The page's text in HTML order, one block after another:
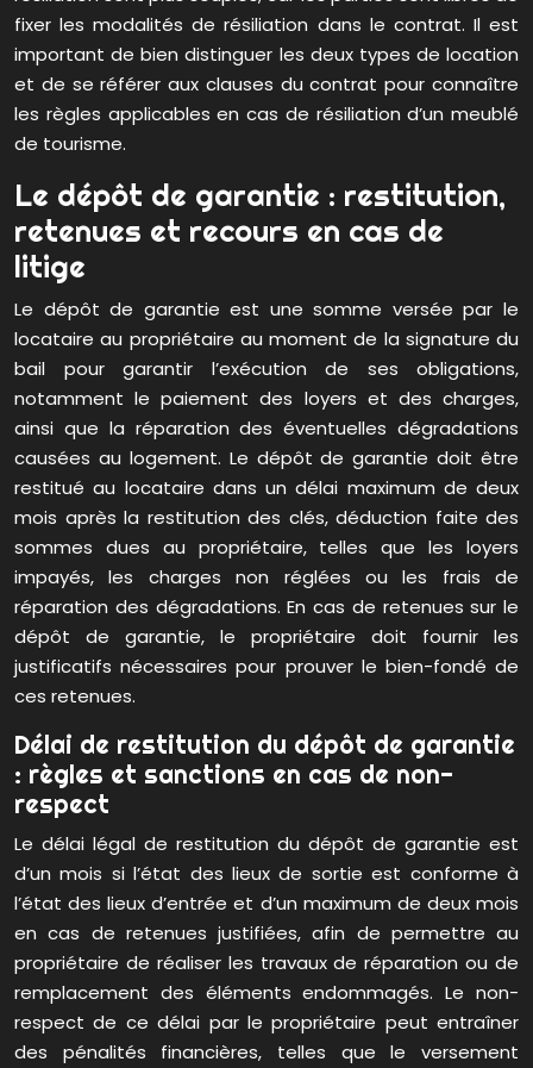
fixer les modalités de résiliation dans le contrat. Il est
important de bien distinguer les deux types de location
et de se référer aux clauses du contrat pour connaître
les règles applicables en cas de résiliation d’un meublé
de tourisme.
Le dépôt de garantie : restitution,
retenues et recours en cas de
litige
Le dépôt de garantie est une somme versée par le
locataire au propriétaire au moment de la signature du
bail pour garantir l’exécution de ses obligations,
notamment le paiement des loyers et des charges,
ainsi que la réparation des éventuelles dégradations
causées au logement. Le dépôt de garantie doit être
restitué au locataire dans un délai maximum de deux
mois après la restitution des clés, déduction faite des
sommes dues au propriétaire, telles que les loyers
impayés, les charges non réglées ou les frais de
réparation des dégradations. En cas de retenues sur le
dépôt de garantie, le propriétaire doit fournir les
justificatifs nécessaires pour prouver le bien-fondé de
ces retenues.
Délai de restitution du dépôt de garantie
: règles et sanctions en cas de non-
respect
Le délai légal de restitution du dépôt de garantie est
d’un mois si l’état des lieux de sortie est conforme à
l’état des lieux d’entrée et d’un maximum de deux mois
en cas de retenues justifiées, afin de permettre au
propriétaire de réaliser les travaux de réparation ou de
remplacement des éléments endommagés. Le non-
respect de ce délai par le propriétaire peut entraîner
des pénalités financières, telles que le versement